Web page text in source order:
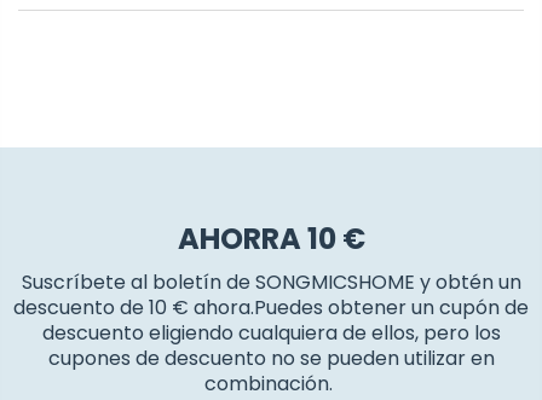
AHORRA 10 €
Suscríbete al boletín de SONGMICSHOME y obtén un
descuento de 10 € ahora.Puedes obtener un cupón de
descuento eligiendo cualquiera de ellos, pero los
cupones de descuento no se pueden utilizar en
combinación.